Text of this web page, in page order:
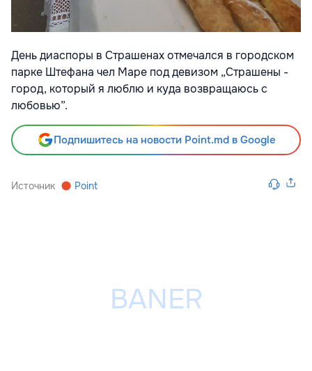
День диаспоры в Страшенах отмечался в городском
парке Штефана чел Маре под девизом „Страшены -
город, который я люблю и куда возвращаюсь с
любовью”.
Подпишитесь на новости Point.md в Google
Источник Point